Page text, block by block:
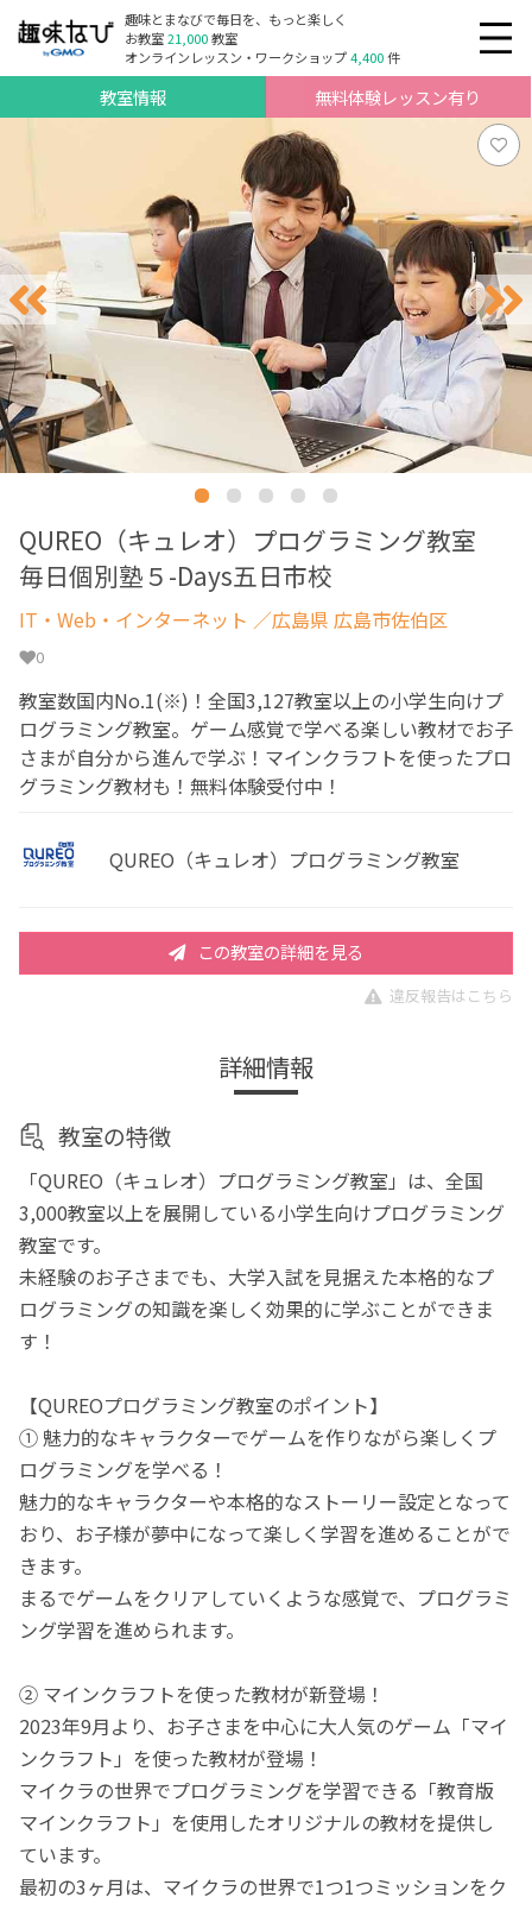
趣味とまなびで毎日を、もっと楽しく
お教室21,000教室
オンラインレッスン・ワークショップ4,400件
教室情報 無料体験レッスン有り
QUREO（キュレオ）プログラミング教室
毎日個別塾５-Days五日市校
IT・Web・インターネット ／広島県 広島市佐伯区
0
教室数国内No.1(※)！全国3,127教室以上の小学生向けプ
ログラミング教室。ゲーム感覚で学べる楽しい教材でお子
さまが自分から進んで学ぶ！マインクラフトを使ったプロ
グラミング教材も！無料体験受付中！
QUREO（キュレオ）プログラミング教室
この教室の詳細を見る
違反報告はこちら
詳細情報
教室の特徴
「QUREO（キュレオ）プログラミング教室」は、全国
3,000教室以上を展開している小学生向けプログラミング
教室です。
未経験のお子さまでも、大学入試を見据えた本格的なプ
ログラミングの知識を楽しく効果的に学ぶことができま
す！
【QUREOプログラミング教室のポイント】
① 魅力的なキャラクターでゲームを作りながら楽しくプ
ログラミングを学べる！
魅力的なキャラクターや本格的なストーリー設定となって
おり、お子様が夢中になって楽しく学習を進めることがで
きます。
まるでゲームをクリアしていくような感覚で、プログラミ
ング学習を進められます。
② マインクラフトを使った教材が新登場！
2023年9月より、お子さまを中心に大人気のゲーム「マイ
ンクラフト」を使った教材が登場！
マイクラの世界でプログラミングを学習できる「教育版
マインクラフト」を使用したオリジナルの教材を提供し
ています。
最初の3ヶ月は、マイクラの世界で1つ1つミッションをク